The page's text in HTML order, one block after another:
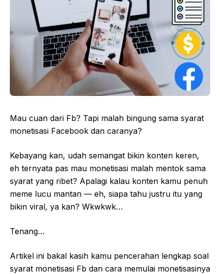
Mau cuan dari Fb? Tapi malah bingung sama syarat
monetisasi Facebook dan caranya?
Kebayang kan, udah semangat bikin konten keren,
eh ternyata pas mau monetisasi malah mentok sama
syarat yang ribet? Apalagi kalau konten kamu penuh
meme lucu mantan — eh, siapa tahu justru itu yang
bikin viral, ya kan? Wkwkwk…
Tenang…
Artikel ini bakal kasih kamu pencerahan lengkap soal
syarat monetisasi Fb dan cara memulai monetisasinya